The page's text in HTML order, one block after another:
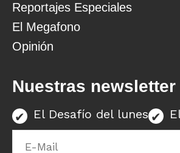
Reportajes Especiales
El Megafono
Opinión
Nuestras newsletter
El Desafío del lunes